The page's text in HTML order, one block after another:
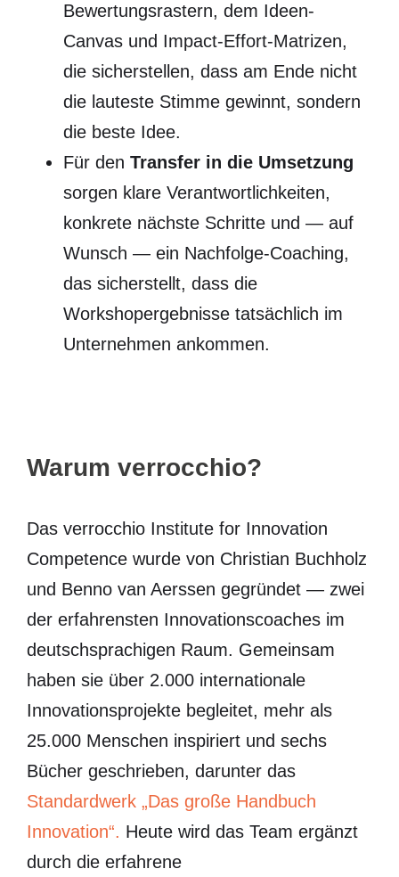
Bewertungsrastern, dem Ideen-
Canvas und Impact-Effort-Matrizen,
die sicherstellen, dass am Ende nicht
die lauteste Stimme gewinnt, sondern
die beste Idee.
Für denTransfer in die Umsetzung
sorgen klare Verantwortlichkeiten,
konkrete nächste Schritte und — auf
Wunsch — ein Nachfolge-Coaching,
das sicherstellt, dass die
Workshopergebnisse tatsächlich im
Unternehmen ankommen.
Warum verrocchio?
Das verrocchio Institute for Innovation
Competence wurde von Christian Buchholz
und Benno van Aerssen gegründet — zwei
der erfahrensten Innovationscoaches im
deutschsprachigen Raum. Gemeinsam
haben sie über 2.000 internationale
Innovationsprojekte begleitet, mehr als
25.000 Menschen inspiriert und sechs
Bücher geschrieben, darunter das
Standardwerk „Das große Handbuch
Innovation“. Heute wird das Team ergänzt
durch die erfahrene